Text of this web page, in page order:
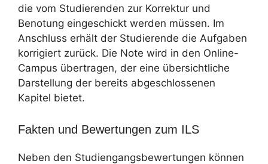
die vom Studierenden zur Korrektur und
Benotung eingeschickt werden müssen. Im
Anschluss erhält der Studierende die Aufgaben
korrigiert zurück. Die Note wird in den Online-
Campus übertragen, der eine übersichtliche
Darstellung der bereits abgeschlossenen
Kapitel bietet.
Fakten und Bewertungen zum ILS
Neben den Studiengangsbewertungen können